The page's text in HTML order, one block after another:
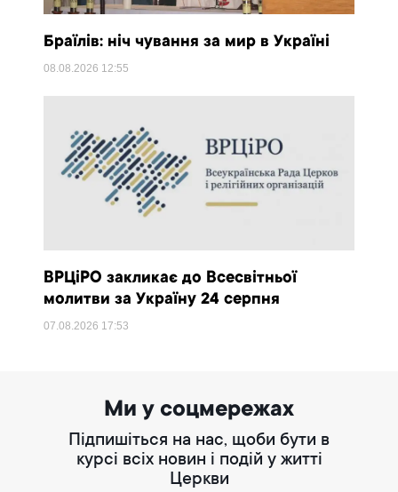
Браїлів: ніч чування за мир в Україні
08.08.2026 12:55
ВРЦіРО закликає до Всесвітньої
молитви за Україну 24 серпня
07.08.2026 17:53
Ми у соцмережах
Підпишіться на нас, щоби бути в
курсі всіх новин і подій у житті
Церкви